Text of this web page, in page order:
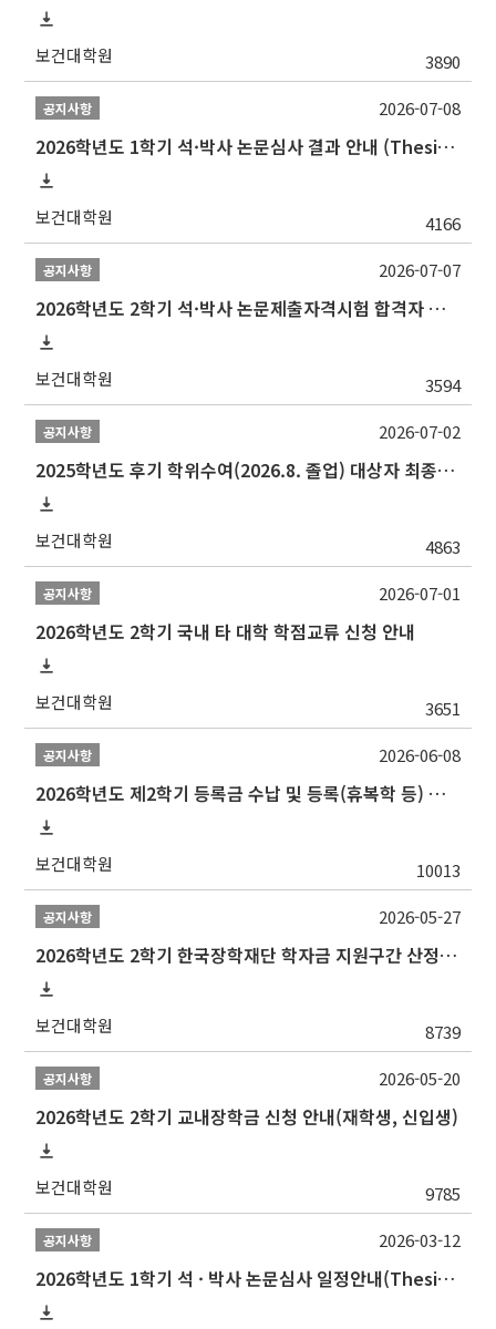
보건대학원 3890
공지사항
2026학년도 1학기 석·박사 논문심사 결과 안내 (Thesis Defense Result)
보건대학원 4166
2026-07-08
공지사항
2026학년도 2학기 석·박사 논문제출자격시험 합격자 공고(TSQ Exam Result)
보건대학원 3594
2026-07-07
공지사항
2025학년도 후기 학위수여(2026.8. 졸업) 대상자 최종인준 논문 제출 안내
보건대학원 4863
2026-07-02
공지사항
2026학년도 2학기 국내 타 대학 학점교류 신청 안내
보건대학원 3651
2026-07-01
공지사항
2026학년도 제2학기 등록금 수납 및 등록(휴복학 등) 일정 안내
보건대학원 10013
2026-06-08
공지사항
2026학년도 2학기 한국장학재단 학자금 지원구간 산정 신청 안내
보건대학원 8739
2026-05-27
공지사항
2026학년도 2학기 교내장학금 신청 안내(재학생, 신입생)
보건대학원 9785
2026-05-20
공지사항
2026학년도 1학기 석 · 박사 논문심사 일정안내(Thesis Defense Schedules)
2026-03-12